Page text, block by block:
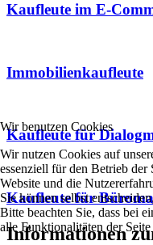
Kaufleute im E-
Immobilienkaufleute
Kaufleute für
Kaufleute für
Informationen
Wir benutzen Cookies
Wir nutzen Cookies auf
essenziell für den Betrieb der
Website und die
Sie können selbst
Bitte beachten Sie, dass bei
alle Funktionalitäten der